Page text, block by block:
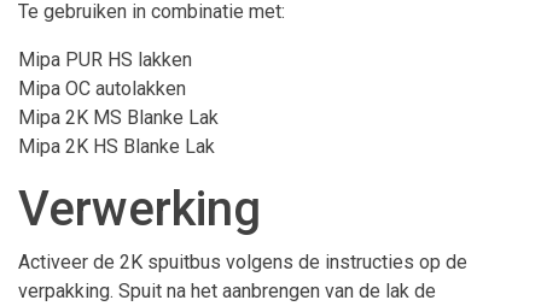
Te gebruiken in combinatie met:
Mipa PUR HS lakken
Mipa OC autolakken
Mipa 2K MS Blanke Lak
Mipa 2K HS Blanke Lak
Verwerking
Activeer de 2K spuitbus volgens de instructies op de
verpakking. Spuit na het aanbrengen van de lak de